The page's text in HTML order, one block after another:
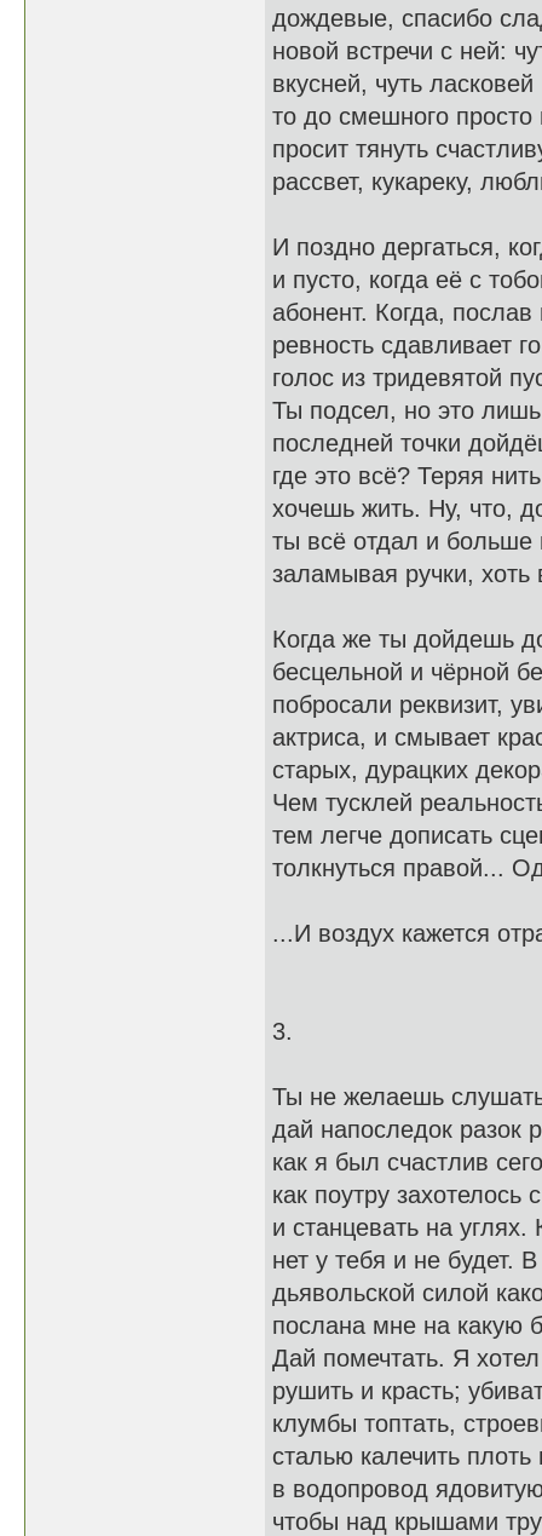
дождевые, спасибо
новой встречи с ней:
вкусней, чуть
то до смешного
просит тянуть
рассвет, кукареку,
И поздно дергаться,
и пусто, когда её с
абонент. Когда,
ревность сдавливает
голос из тридевятой
Ты подсел, но это
последней точки
где это всё? Теряя
хочешь жить. Ну, что,
ты всё отдал и больше
заламывая ручки, хоть
Когда же ты дойдешь
бесцельной и чёрной
побросали реквизит,
актриса, и смывает
старых, дурацких
Чем тусклей
тем легче дописать
толкнуться правой...
...И воздух кажется
3.
Ты не желаешь
дай напоследок разок
как я был счастлив
как поутру захотелось
и станцевать на
нет у тебя и не будет.
дьявольской силой
послана мне на какую
Дай помечтать. Я
рушить и красть;
клумбы топтать,
сталью калечить
в водопровод
чтобы над крышами